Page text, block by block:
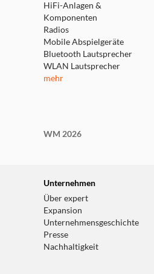
HiFi-Anlagen &
Komponenten
Radios
Mobile Abspielgeräte
Bluetooth Lautsprecher
WLAN Lautsprecher
mehr
WM 2026
Unternehmen
Über expert
Expansion
Unternehmensgeschichte
Presse
Nachhaltigkeit